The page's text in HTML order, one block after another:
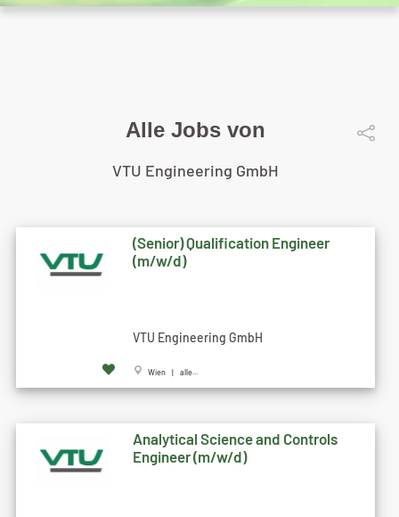
Alle Jobs von
VTU Engineering GmbH
(Senior) Qualification Engineer
(m/w/d)
VTU Engineering GmbH
Wien | alle...
Analytical Science and Controls
Engineer (m/w/d)